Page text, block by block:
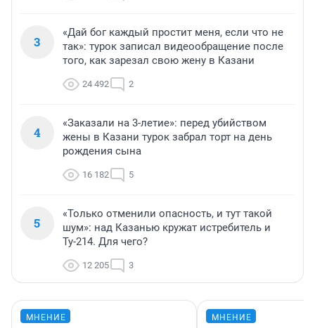
3
«Дай бог каждый простит меня, если что не
так»: турок записал видеообращение после
того, как зарезал свою жену в Казани
24 492 2
4
«Заказали на 3-летие»: перед убийством
жены в Казани турок забрал торт на день
рождения сына
16 182 5
5
«Только отменили опасность, и тут такой
шум»: над Казанью кружат истребитель и
Ту-214. Для чего?
12 205 3
МНЕНИЕ МНЕНИЕ